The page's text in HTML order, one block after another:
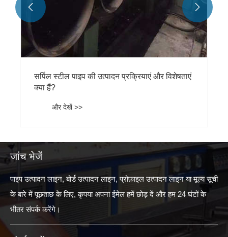
सर्पिल स्टील पाइप की उत्पादन प्रक्रियाएं और विशेषताएं
क्या हैं?
और देखें >>
 
जांच भेजें
पाइप उत्पादन लाइन, बोर्ड उत्पादन लाइन, प्रोफ़ाइल उत्पादन लाइन या मूल्य सूची
के बारे में पूछताछ के लिए, कृपया अपना ईमेल हमें छोड़ दें और हम 24 घंटों के
भीतर संपर्क करेंगे।